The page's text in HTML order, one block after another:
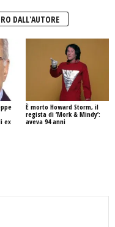
DALL'AUTORE
ex
È morto Howard Storm, il
regista di ‘Mork & Mindy’:
aveva 94 anni